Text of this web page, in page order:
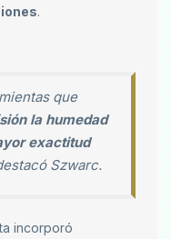
.
que
la humedad
exactitud
Szwarc.
incorporó